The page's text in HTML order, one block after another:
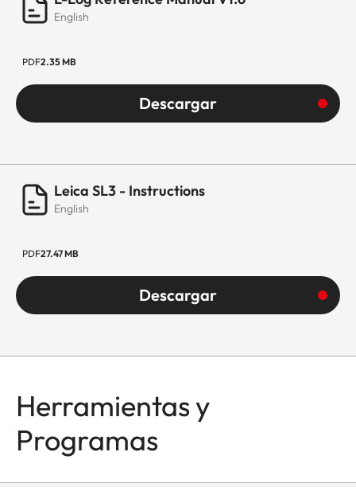
English
PDF2.35 MB
Descargar
Leica SL3 - Instructions
English
PDF27.47 MB
Descargar
Herramientas y
Programas